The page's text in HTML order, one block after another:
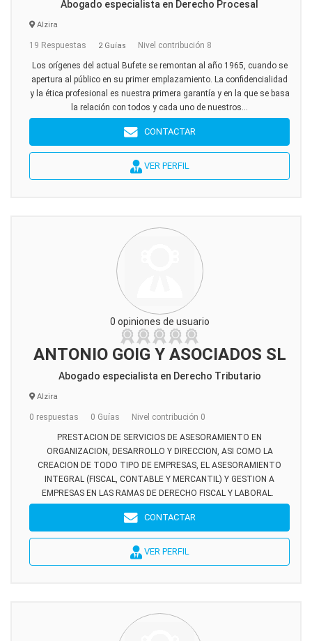
Abogado especialista en Derecho Procesal
Alzira
19 Respuestas 2 Guías Nivel contribución 8
Los orígenes del actual Bufete se remontan al año 1965, cuando se
apertura al público en su primer emplazamiento. La confidencialidad
y la ética profesional es nuestra primera garantía y en la que se basa
la relación con todos y cada uno de nuestros...
CONTACTAR
VER PERFIL
0 opiniones de usuario
ANTONIO GOIG Y ASOCIADOS SL
Abogado especialista en Derecho Tributario
Alzira
0 respuestas 0 Guías Nivel contribución 0
PRESTACION DE SERVICIOS DE ASESORAMIENTO EN
ORGANIZACION, DESARROLLO Y DIRECCION, ASI COMO LA
CREACION DE TODO TIPO DE EMPRESAS, EL ASESORAMIENTO
INTEGRAL (FISCAL, CONTABLE Y MERCANTIL) Y GESTION A
EMPRESAS EN LAS RAMAS DE DERECHO FISCAL Y LABORAL.
CONTACTAR
VER PERFIL